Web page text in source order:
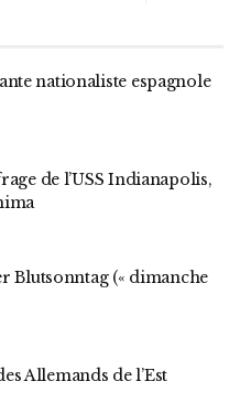
nationaliste espagnole
de l’USS Indianapolis,
Blutsonntag (« dimanche
Allemands de l’Est